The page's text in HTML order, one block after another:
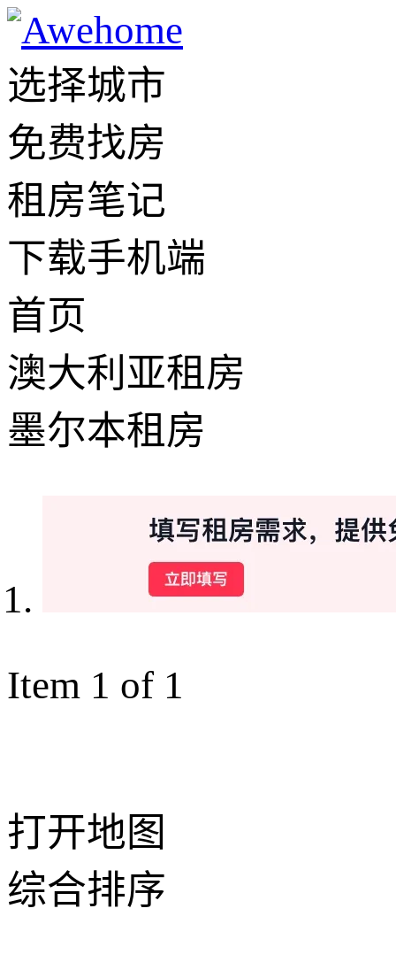
选择城市
免费找房
租房笔记
下载手机端
首页
澳大利亚租房
墨尔本租房
Item 1 of 1
打开地图
综合排序